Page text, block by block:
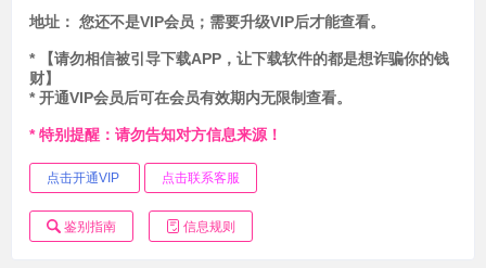
地址： 您还不是VIP会员；需要升级VIP后才能查看。
* 【请勿相信被引导下载APP，让下载软件的都是想诈骗你的钱
财】
* 开通VIP会员后可在会员有效期内无限制查看。
* 特别提醒：请勿告知对方信息来源！
点击开通VIP 点击联系客服
鉴别指南 信息规则